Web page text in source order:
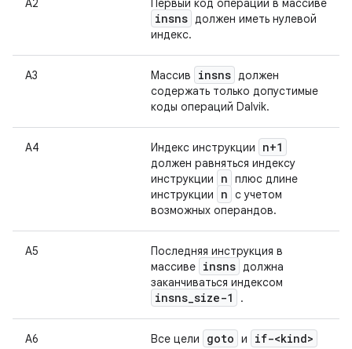
А2 Первый код операции в массиве
insns должен иметь нулевой
индекс.
А3 Массив insns должен
содержать только допустимые
коды операций Dalvik.
А4 Индекс инструкции n+1
должен равняться индексу
инструкции
n плюс длине
инструкции
n с учетом
возможных операндов.
А5
Последняя инструкция в
массиве insns должна
заканчиваться индексом
insns_size-1 .
А6 Все цели goto и if-<kind>